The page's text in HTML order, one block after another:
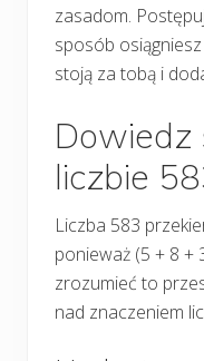
zasadom.
sposób
stoją za tobą i
Dowiedz
liczbie
Liczba 583
ponieważ (5 + 8 +
zrozumieć to
nad znaczeniem